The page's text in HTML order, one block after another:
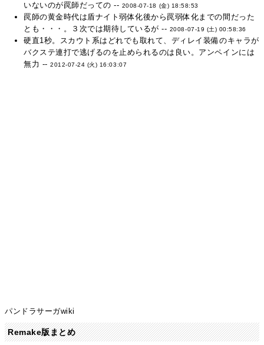
いないのが罠師だっての -- 2008-07-18 (金) 18:58:53
罠師の黄金時代は盾ナイト弱体化後から罠弱体化までの間だった
とも・・・。３次では期待しているが -- 2008-07-19 (土) 00:58:36
硬直1秒。スカウト系はどれでも取れて、ディレイ装備のキャラが
バクステ連打で逃げるのを止められるのは良い。アンペインには
無力 --2012-07-24 (火) 16:03:07
パンドラサーガwiki
Remake版まとめ